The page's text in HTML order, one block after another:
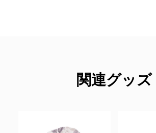
関連グッズ